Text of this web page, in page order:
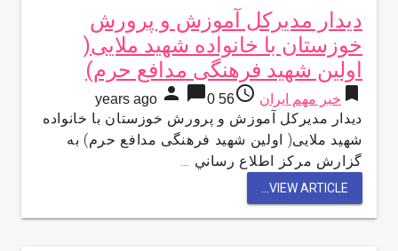
دیدار مدیركل آموزش و پرورش
خوزستان با خانواده شهید ملایی(
اولین شهید فرهنگی مدافع حرم)
bookmark خبر مهم ایران access_time
56 years ago
person chat_bubble0
دیدار مدیركل آموزش و پرورش خوزستان با خانواده
شهید ملایی( اولین شهید فرهنگی مدافع حرم) به
گزارش مركز اطلاع رساني …
VIEW ARTICLE...